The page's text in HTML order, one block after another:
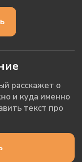
расскажет о
и куда именно
текст про